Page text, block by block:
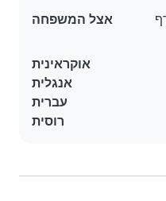
אצל המשפחה
אוקראינית
אנגלית
עברית
רוסית